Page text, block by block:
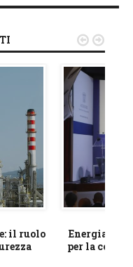
il ruolo
Energia e
per la
 